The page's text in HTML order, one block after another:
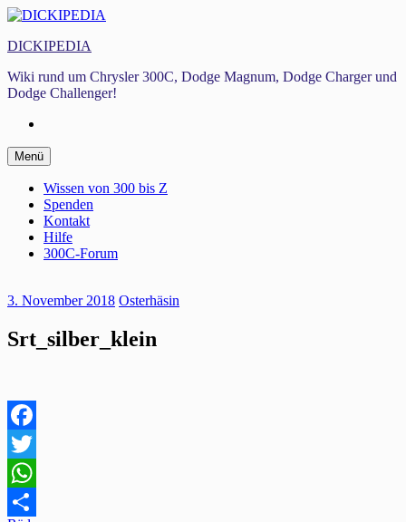
Zum
springen
DICKIPEDIA
Wiki rund um Chrysler 300C, Dodge Magnum, Dodge Charger und
Dodge Challenger!
Menü Zum
Inhalt
springen
Wissen von 300 bis Z
Spenden
Kontakt
Hilfe
300C-Forum
3. November 2018 Osterhäsin
Srt_silber_klein
Facebook
Twitter
WhatsApp